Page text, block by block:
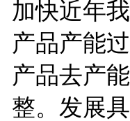
加快近年
产品产能
产品去产
整。发展